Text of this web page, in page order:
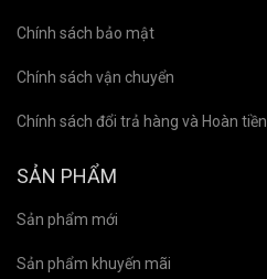
Chính sách bảo mật
Chính sách vận chuyển
Chính sách đổi trả hàng và Hoàn tiền
SẢN PHẨM
Sản phẩm mới
Sản phẩm khuyến mãi